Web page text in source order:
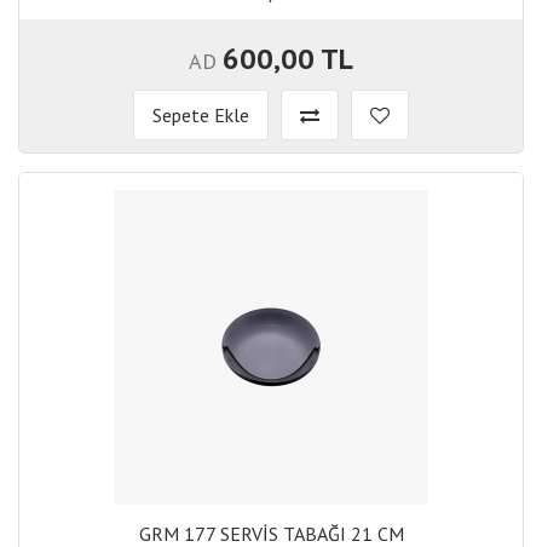
AD 600,00 TL
Sepete Ekle
GRM 177 SERVİS TABAĞI 21 CM